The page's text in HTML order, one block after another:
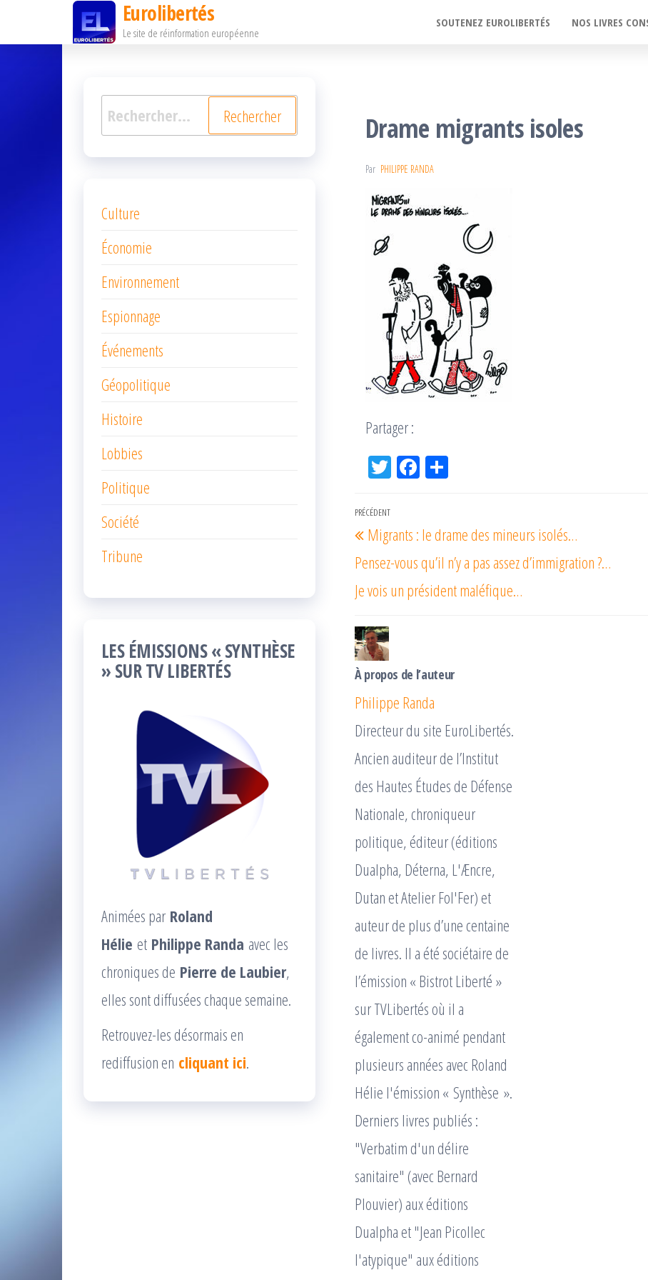
ce
Eurolibertés
Le site de réinformation européenne
SOUTENEZ EUROLIBERTÉS NOS LIVRES
Drame migrants isoles
Par PHILIPPE RANDA
Partager :
Tw Fac
k r
Navigation
de
l’article
Article
précédent
PRÉCÉDENT
Migrants : le drame des mineurs isolés…
Pensez-vous qu’il n’y a pas assez d’immigration ?…
Je vois un président maléfique…
À propos de l’auteur
Philippe Randa
Directeur du site EuroLibertés.
Ancien auditeur de l’Institut
des Hautes Études de Défense
Nationale, chroniqueur
politique, éditeur (éditions
Dualpha, Déterna, L'Æncre,
Dutan et Atelier Fol'Fer) et
auteur de plus d’une centaine
de livres. Il a été sociétaire de
l’émission « Bistrot Liberté »
sur TVLibertés où il a
également co-animé pendant
plusieurs années avec Roland
Hélie l'émission « Synthèse ».
Derniers livres publiés :
"Verbatim d'un délire
sanitaire" (avec Bernard
Plouvier) aux éditions
Dualpha et "Jean Picollec
l'atypique" aux éditions
Rechercher :
Culture
Économie
Environnement
Espionnage
Événements
Géopolitique
Histoire
Lobbies
Politique
Société
Tribune
LES ÉMISSIONS « SYNTHÈSE
» SUR TV LIBERTÉS
Animées par Roland
Hélie et Philippe Randa avec les
chroniques de Pierre de Laubier,
elles sont diffusées chaque semaine.
Retrouvez-les désormais en
rediffusion en cliquant ici.